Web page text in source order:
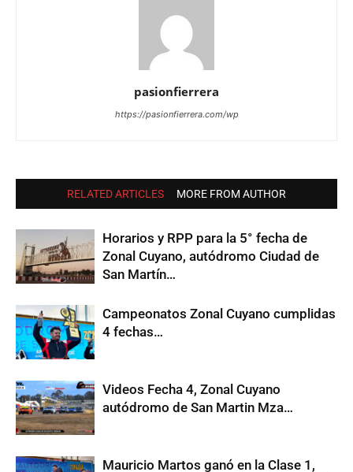
pasionfierrera
https://pasionfierrera.com/wp
RELATED ARTICLES MORE FROM AUTHOR
Horarios y RPP para la 5° fecha de
Zonal Cuyano, autódromo Ciudad de
San Martín…
Campeonatos Zonal Cuyano cumplidas
4 fechas…
Videos Fecha 4, Zonal Cuyano
autódromo de San Martin Mza…
Mauricio Martos ganó en la Clase 1,